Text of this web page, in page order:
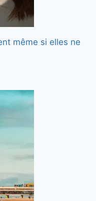
même si elles ne